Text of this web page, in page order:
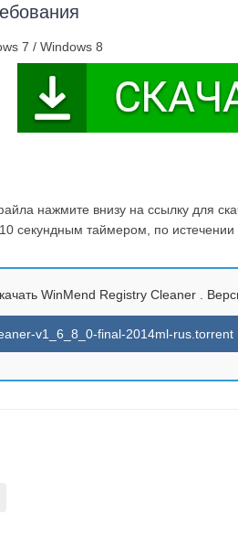
7 / Windows 8
нажмите внизу на ссылку для
таймером, по истечении
WinMend Registry Cleaner .
v1_6_8_0-final-2014ml-rus.torrent